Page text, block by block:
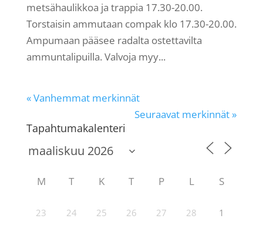
metsähaulikkoa ja trappia 17.30-20.00.
Torstaisin ammutaan compak klo 17.30-20.00.
Ampumaan pääsee radalta ostettavilta
ammuntalipuilla. Valvoja myy...
« Vanhemmat merkinnät
Seuraavat merkinnät »
Tapahtumakalenteri
M T K T P L S
23 24 25 26 27 28 1